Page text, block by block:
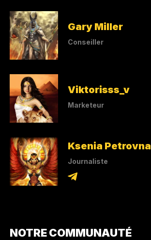
Gary Miller
Conseiller
Viktorisss_v
Marketeur
Ksenia Petrovna
Journaliste
NOTRE COMMUNAUTÉ